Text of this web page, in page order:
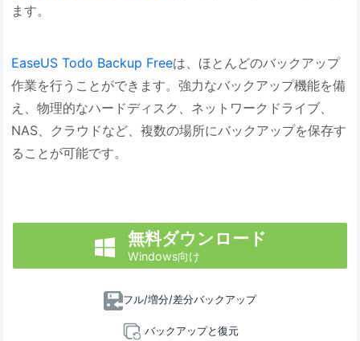
ます。
EaseUS Todo Backup Freeは、ほとんどのバックアップ
作業を行うことができます。強力なバックアップ機能を備
え、物理的なハードディスク、ネットワークドライブ、
NAS、クラウドなど、複数の場所にバックアップを保存す
ることが可能です。
 無料ダウンロード
Windows向け
フル/増分/差分バックアップ
バックアップと復元